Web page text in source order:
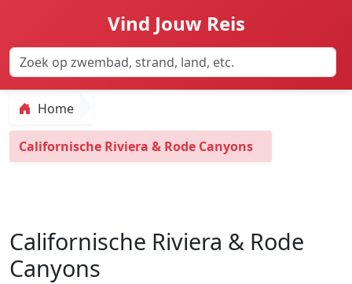
Vind Jouw Reis
Home
Californische Riviera & Rode Canyons
Californische Riviera & Rode
Canyons